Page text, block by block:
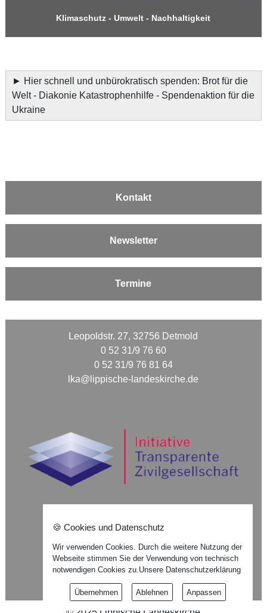
Klimaschutz - Umwelt - Nachhaltigkeit
► Hier schnell und unbürokratisch spenden: Brot für die
Welt - Diakonie Katastrophenhilfe - Spendenaktion für die
Ukraine
Kontakt
Newsletter
Termine
Leopoldstr. 27, 32756 Detmold
0 52 31/9 76 60
0 52 31/9 76 81 64
lka@lippische-landeskirche.de
Impressum
Datenschutzerklärung
🍪 Cookies und Datenschutz
Wir verwenden Cookies. Durch die weitere Nutzung der
Webseite stimmen Sie der Verwendung von technisch
notwendigen Cookies zu.Unsere Datenschutzerklärung
Übernehmen Ablehnen Anpassen